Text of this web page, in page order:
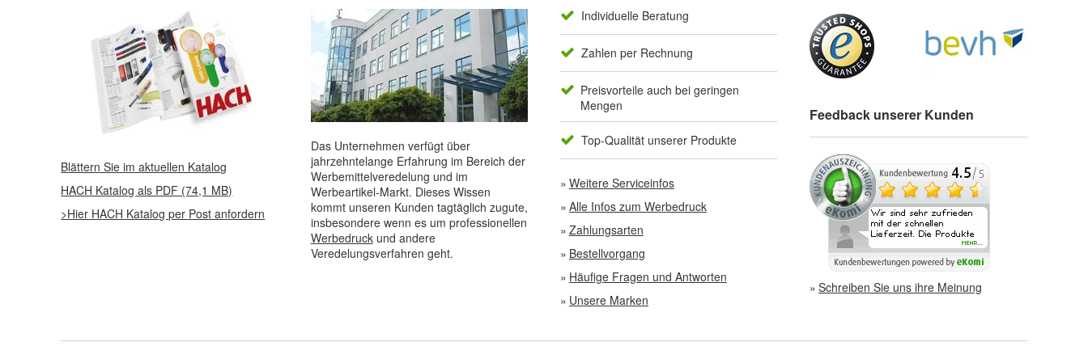
Blättern Sie im aktuellen Katalog
HACH Katalog als PDF (74,1 MB)
>Hier HACH Katalog per Post anfordern
Das Unternehmen verfügt über
jahrzehntelange Erfahrung im Bereich der
Werbemittelveredelung und im
Werbeartikel-Markt. Dieses Wissen
kommt unseren Kunden tagtäglich zugute,
insbesondere wenn es um professionellen
Werbedruckund andere
Veredelungsverfahren geht.
Individuelle Beratung
Zahlen per Rechnung
Preisvorteile auch bei geringen
Mengen
Top-Qualität unserer Produkte
Weitere Serviceinfos
Alle Infos zum Werbedruck
Zahlungsarten
Bestellvorgang
Häufige Fragen und Antworten
Unsere Marken
Feedback unserer Kunden
Schreiben Sie uns ihre Meinung